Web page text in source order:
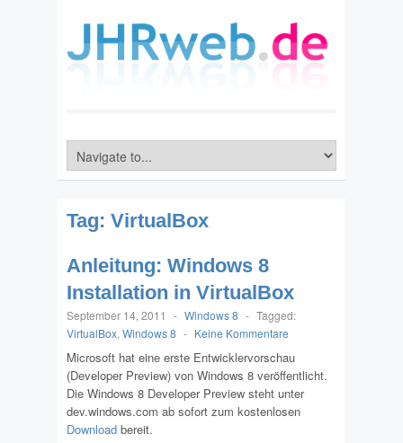
Tag: VirtualBox
Anleitung: Windows 8
Installation in VirtualBox
September 14, 2011 - Windows 8 - Tagged:
VirtualBox, Windows 8 - Keine Kommentare
Microsoft hat eine erste Entwicklervorschau
(Developer Preview) von Windows 8 veröffentlicht.
Die Windows 8 Developer Preview steht unter
dev.windows.com ab sofort zum kostenlosen
Download bereit.